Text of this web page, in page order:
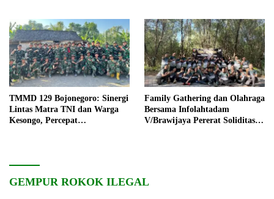
TMMD 129 Bojonegoro: Sinergi
Lintas Matra TNI dan Warga
Kesongo, Percepat
Family Gathering dan Olahraga
Bersama Infolahtadam
V/Brawijaya Pererat Soliditas
GEMPUR ROKOK ILEGAL